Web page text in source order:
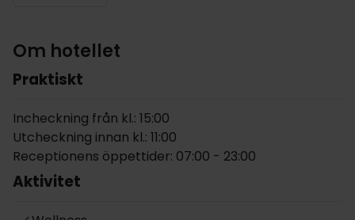
enastående kök, som använder färska och lokala
ingredienser för att skapa läckra svenska och
Gästerna kan njuta av ren avkoppling i herrgårdens
Eco-Spa vid sjön, en riktig höjdpunkt på Toftaholm
Herrgård. Njut av värmen från de vedeldade
badtunnorna medan du njuter av den fridfulla
Om hotellet
Praktiskt
Incheckning från kl.: 15:00
Utcheckning innan kl.: 11:00
Receptionens öppettider: 07:00 - 23:00
Aktivitet